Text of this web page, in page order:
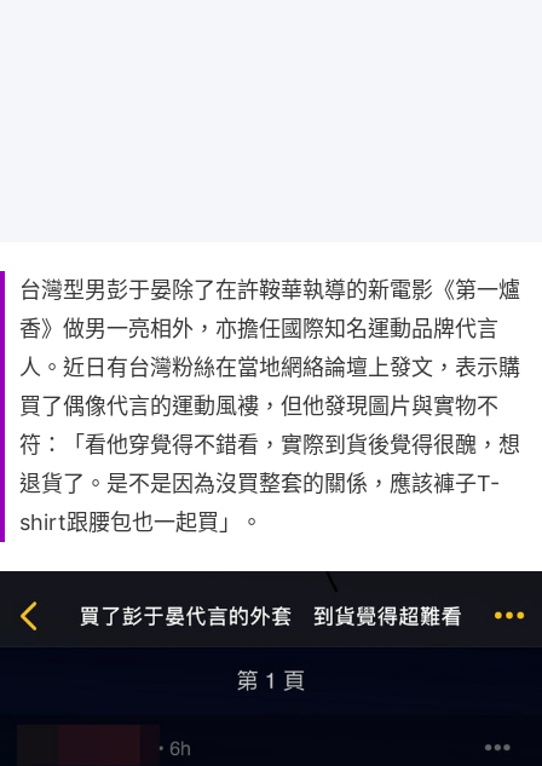
台灣型男彭于晏除了在許鞍華執導的新電影《第一爐
香》做男一亮相外，亦擔任國際知名運動品牌代言
人。近日有台灣粉絲在當地網絡論壇上發文，表示購
買了偶像代言的運動風褸，但他發現圖片與實物不
符：「看他穿覺得不錯看，實際到貨後覺得很醜，想
退貨了。是不是因為沒買整套的關係，應該褲子T-
shirt跟腰包也一起買」。